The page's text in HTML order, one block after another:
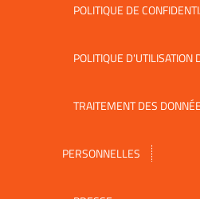
POLITIQUE DE
POLITIQUE D'UTILISATION
TRAITEMENT DES
PERSONNELLES